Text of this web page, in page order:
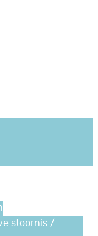
stoornis /